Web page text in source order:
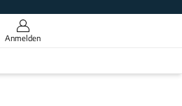
Anmelden